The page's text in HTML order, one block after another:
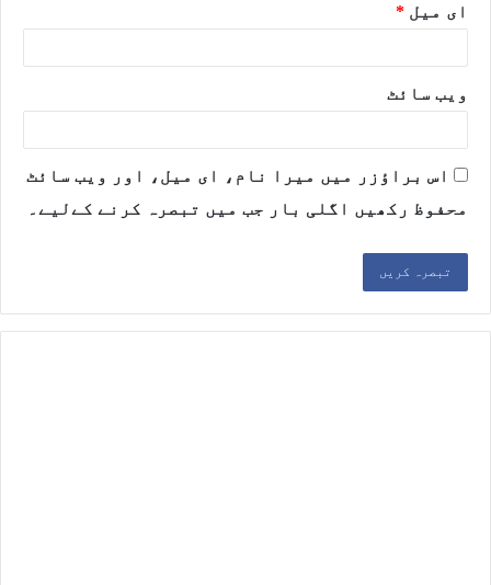
ای میل *
ویب‌ سائٹ
اس براؤزر میں میرا نام، ای میل، اور ویب سائٹ
محفوظ رکھیں اگلی بار جب میں تبصرہ کرنے کےلیے۔